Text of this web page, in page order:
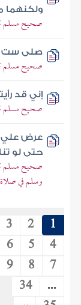
ولكنهما
صحيح مسلم
صلى ست
صحيح مسلم
إني قد
صحيح مسلم
عرض علي
حتى لو
صحيح مسلم
وسلم في
1
2
3
4
5
6
7
8
9
...
34